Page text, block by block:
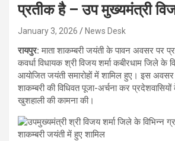
प्रतीक है – उप मुख्यमंत्री
January 3, 2026 News Desk
रायपुर:माता शाकम्बरी जयंती के पावन अवसर पर
कवर्धा विधायक श्री विजय शर्मा कबीरधाम जिले के
आयोजित जयंती समारोहों में शामिल हुए। इस अवसर
शाकम्बरी की विधिवत पूजा-अर्चना कर
खुशहाली की कामना की।